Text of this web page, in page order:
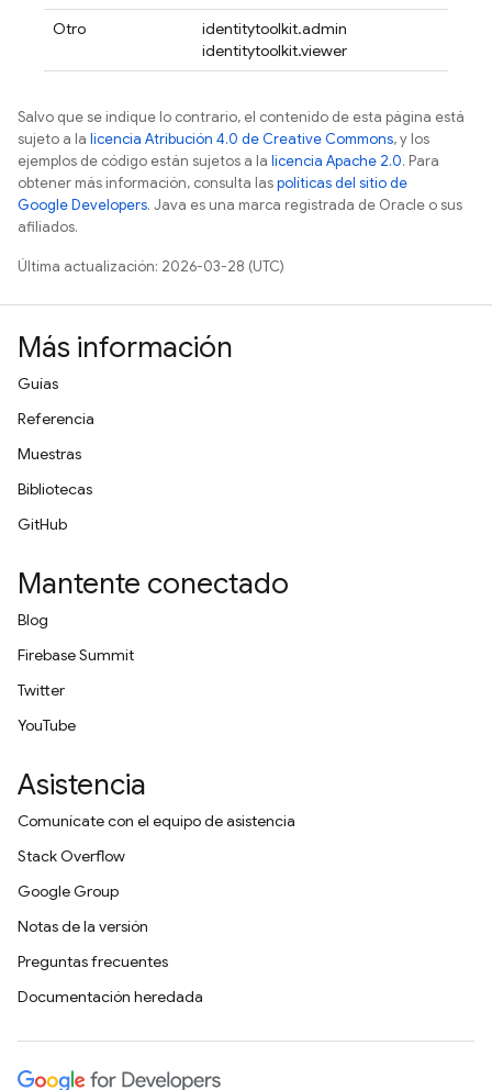
Otro
identitytoolkit.admin
identitytoolkit.viewer
Salvo que se indique lo contrario, el contenido de esta página está
sujeto a la licencia Atribución 4.0 de Creative Commons, y los
ejemplos de código están sujetos a la licencia Apache 2.0. Para
obtener más información, consulta laspolíticas del sitio de
Google Developers. Java es una marca registrada de Oracle o sus
afiliados.
Última actualización: 2026-03-28 (UTC)
Más información
Guías
Referencia
Muestras
Bibliotecas
GitHub
Mantente conectado
Blog
Firebase Summit
Twitter
YouTube
Asistencia
Comunícate con el equipo de asistencia
Stack Overflow
Google Group
Notas de la versión
Preguntas frecuentes
Documentación heredada